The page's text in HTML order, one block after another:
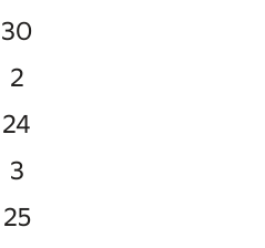
30
2
24
3
25